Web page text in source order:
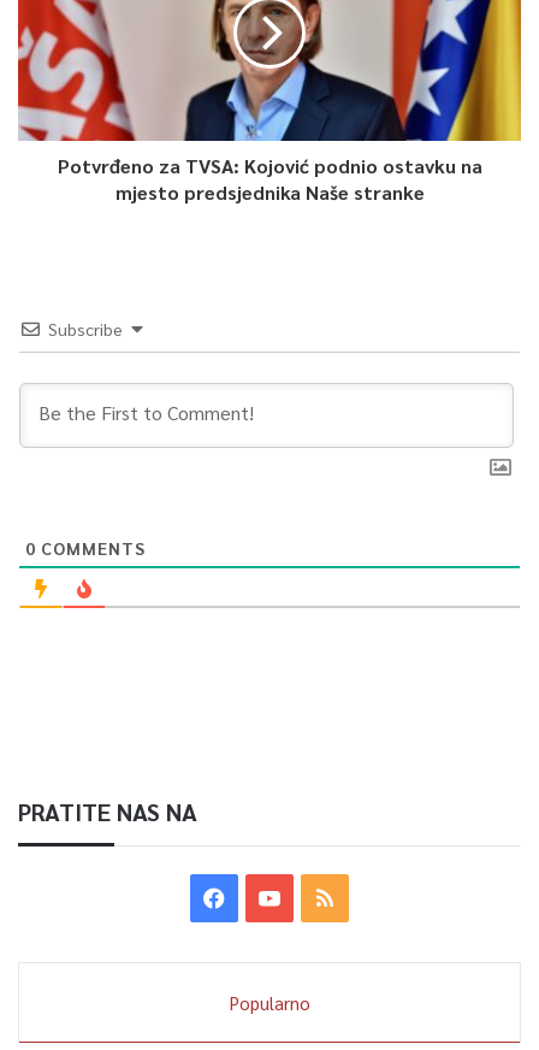
Potvrđeno za TVSA: Kojović podnio ostavku na
mjesto predsjednika Naše stranke
Subscribe
0 COMMENTS
PRATITE NAS NA
Popularno